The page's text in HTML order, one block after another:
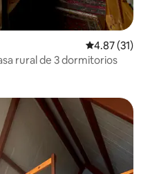
Calificación
4.87 (31)
rural de 3 dormitorios